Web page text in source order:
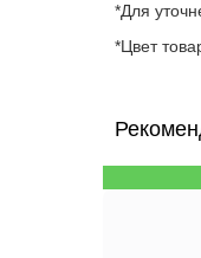
*Для
*Цвет